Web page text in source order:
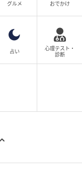
グルメ おでかけ
占い
心理テスト・
診断